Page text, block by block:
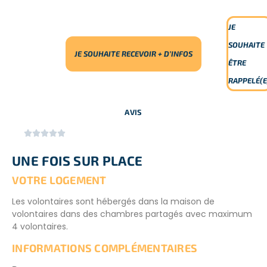
humanitaire au Laos.
JE SOUHAITE RECEVOIR + D’INFOS
JE
SOUHAITE
ÊTRE
AVIS

UNE FOIS SUR PLACE
VOTRE LOGEMENT
Les volontaires sont hébergés dans la maison de
volontaires dans des chambres partagés avec maximum
4 volontaires.
INFORMATIONS COMPLÉMENTAIRES